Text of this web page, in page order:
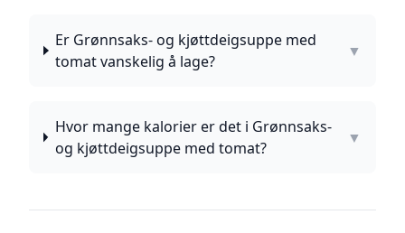
Er Grønnsaks- og kjøttdeigsuppe med
tomat vanskelig å lage?
▼
Hvor mange kalorier er det i Grønnsaks-
og kjøttdeigsuppe med tomat?
▼